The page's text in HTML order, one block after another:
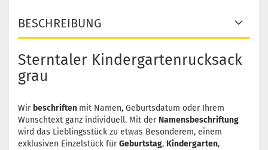
BESCHREIBUNG
Sterntaler Kindergartenrucksack
grau
Wir beschriften mit Namen, Geburtsdatum oder Ihrem
Wunschtext ganz individuell. Mit der Namensbeschriftung
wird das Lieblingsstück zu etwas Besonderem, einem
exklusiven Einzelstück fürGeburtstag, Kindergarten,